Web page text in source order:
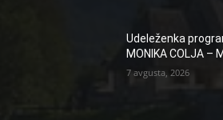
Udeleženka
MONIKA COLJA –
7 avgusta, 2026